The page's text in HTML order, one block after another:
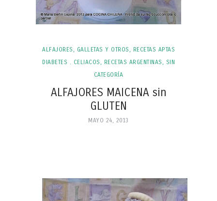
ALFAJORES, GALLETAS Y OTROS , RECETAS APTAS
DIABETES . CELIACOS , RECETAS ARGENTINAS , SIN
CATEGORÍA
ALFAJORES MAICENA sin
GLUTEN
MAYO 24, 2013